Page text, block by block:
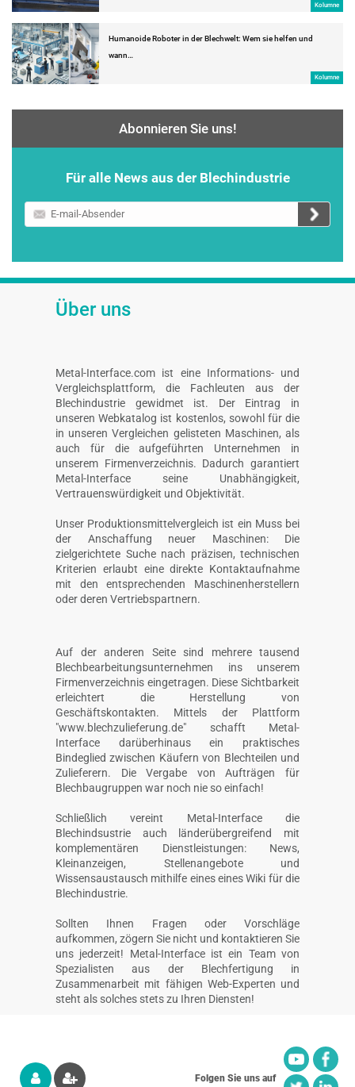
Kolumne
Humanoide Roboter in der Blechwelt: Wem sie helfen und
wann…
Kolumne
Abonnieren Sie uns!
Für alle News aus der Blechindustrie
E-
mail-
Über uns
Metal-Interface.com ist eine Informations- und
Vergleichsplattform, die Fachleuten aus der
Blechindustrie gewidmet ist. Der Eintrag in
unseren Webkatalog ist kostenlos, sowohl für die
in unseren Vergleichen gelisteten Maschinen, als
auch für die aufgeführten Unternehmen in
unserem Firmenverzeichnis. Dadurch garantiert
Metal-Interface seine Unabhängigkeit,
Vertrauenswürdigkeit und Objektivität.
Unser Produktionsmittelvergleich ist ein Muss bei
der Anschaffung neuer Maschinen: Die
zielgerichtete Suche nach präzisen, technischen
Kriterien erlaubt eine direkte Kontaktaufnahme
mit den entsprechenden Maschinenherstellern
oder deren Vertriebspartnern.
Auf der anderen Seite sind mehrere tausend
Blechbearbeitungsunternehmen ins unserem
Firmenverzeichnis eingetragen. Diese Sichtbarkeit
erleichtert die Herstellung von
Geschäftskontakten. Mittels der Plattform
"www.blechzulieferung.de" schafft Metal-
Interface darüberhinaus ein praktisches
Bindeglied zwischen Käufern von Blechteilen und
Zulieferern. Die Vergabe von Aufträgen für
Blechbaugruppen war noch nie so einfach!
Schließlich vereint Metal-Interface die
Blechindsustrie auch länderübergreifend mit
komplementären Dienstleistungen: News,
Kleinanzeigen, Stellenangebote und
Wissensaustausch mithilfe eines eines Wiki für die
Blechindustrie.
Sollten Ihnen Fragen oder Vorschläge
aufkommen, zögern Sie nicht und kontaktieren Sie
uns jederzeit! Metal-Interface ist ein Team von
Spezialisten aus der Blechfertigung in
Zusammenarbeit mit fähigen Web-Experten und
steht als solches stets zu Ihren Diensten!
Folgen Sie uns auf